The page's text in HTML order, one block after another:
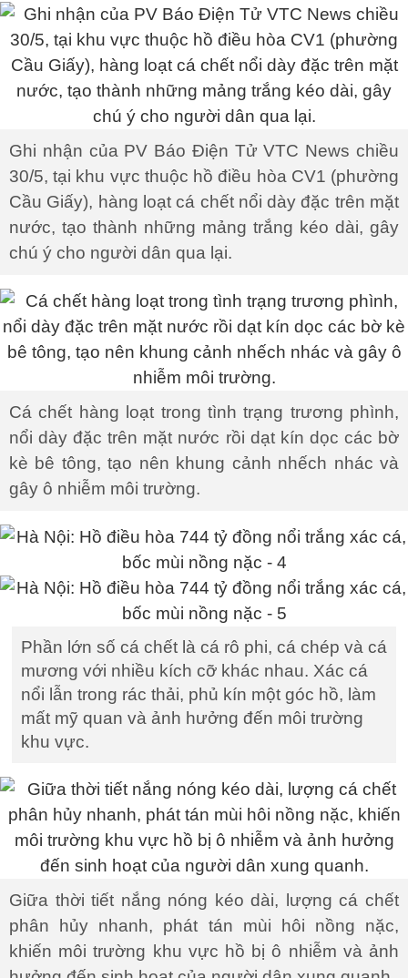
Ghi nhận của PV Báo Điện Tử VTC News chiều
30/5, tại khu vực thuộc hồ điều hòa CV1 (phường
Cầu Giấy), hàng loạt cá chết nổi dày đặc trên mặt
nước, tạo thành những mảng trắng kéo dài, gây
chú ý cho người dân qua lại.
Cá chết hàng loạt trong tình trạng trương phình,
nổi dày đặc trên mặt nước rồi dạt kín dọc các bờ
kè bê tông, tạo nên khung cảnh nhếch nhác và
gây ô nhiễm môi trường.
Phần lớn số cá chết là cá rô phi, cá chép và cá
mương với nhiều kích cỡ khác nhau. Xác cá
nổi lẫn trong rác thải, phủ kín một góc hồ, làm
mất mỹ quan và ảnh hưởng đến môi trường
khu vực.
Giữa thời tiết nắng nóng kéo dài, lượng cá chết
phân hủy nhanh, phát tán mùi hôi nồng nặc,
khiến môi trường khu vực hồ bị ô nhiễm và ảnh